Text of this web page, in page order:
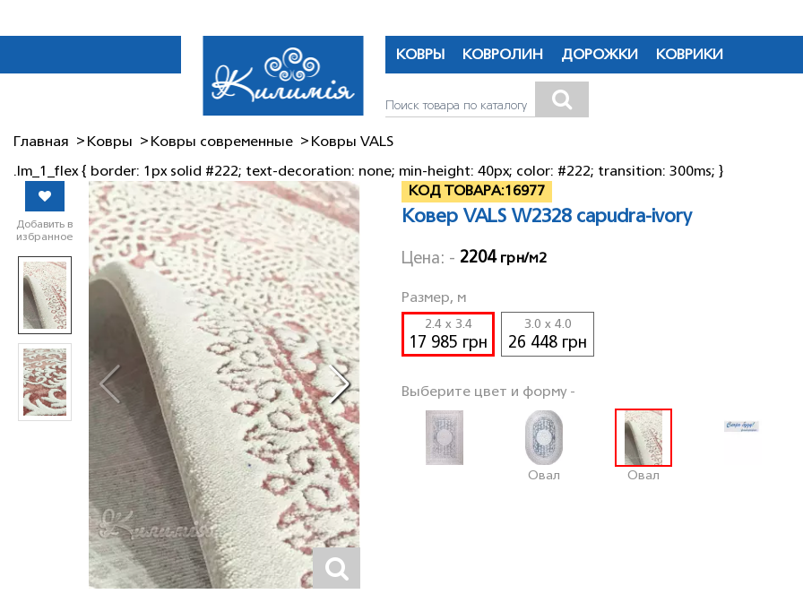
КОВРЫ КОВРОЛИН ДОРОЖКИ КОВРИКИ
Главная Ковры Ковры современные Ковры VALS
Якою мовою бажаєте продовжити перегляд сайту?
.lm_1_flex { border: 1px solid #222; text-decoration: none; min-height: 40px; color: #222; transition: 300ms; }
Добавить в
избранное
КОД ТОВАРА:16977
Ковер VALS W2328 capudra-ivory
Цена: - 2204 грн/м2
Размер, м
2.4 x 3.4
17 985 грн
3.0 x 4.0
26 448 грн
Выберите цвет и форму -
Овал Овал